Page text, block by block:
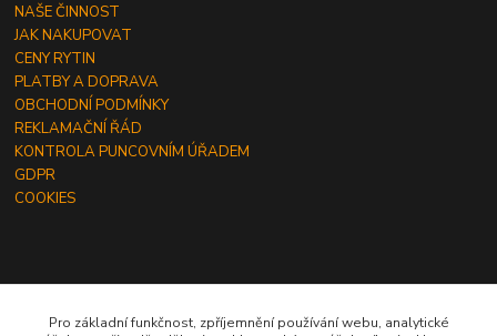
NAŠE ČINNOST
JAK NAKUPOVAT
CENY RYTIN
PLATBY A DOPRAVA
OBCHODNÍ PODMÍNKY
REKLAMAČNÍ ŘÁD
KONTROLA PUNCOVNÍM ÚŘADEM
GDPR
COOKIES
Pro základní funkčnost, zpříjemnění používání webu, analytické